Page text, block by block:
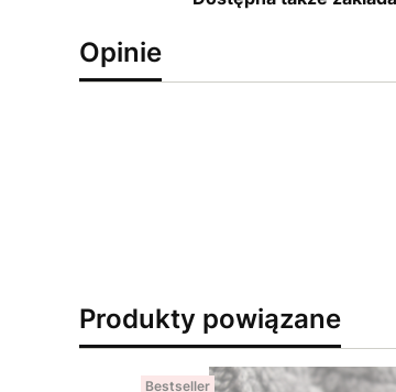
Opinie
Produkty powiązane
Bestseller